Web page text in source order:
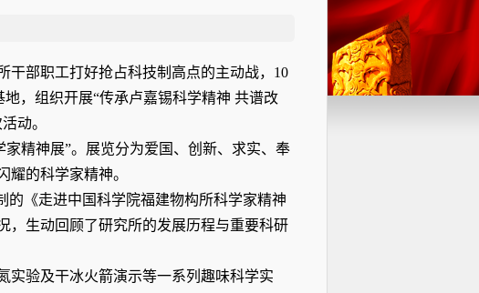
部职工打好抢占科技制高点的主动战， 10
，组织开展“传承卢嘉锡科学精神 共谱改
动。
精神展”。展览分为爱国、创新、求实、奉
的科学家精神。
的《走进中国科学院福建物构所科学家精神
，生动回顾了研究所的发展历程与重要科研
实验及干冰火箭演示等一系列趣味科学实